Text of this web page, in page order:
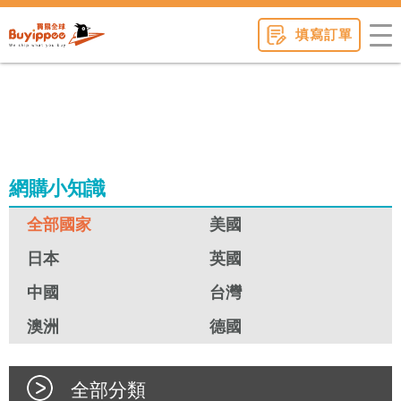
填寫訂單
網購小知識
全部國家
美國
日本
英國
中國
台灣
澳洲
德國
全部分類